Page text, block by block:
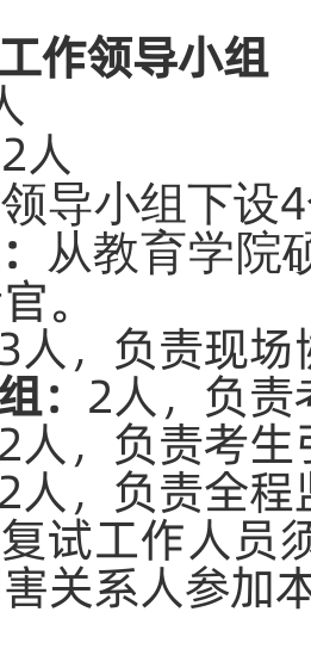
作领导小组
2人
导小组下设
从教育学院
。
3人，负责现
： 2人，负
2人，负责考
2人，负责全
试工作人员
关系人参加